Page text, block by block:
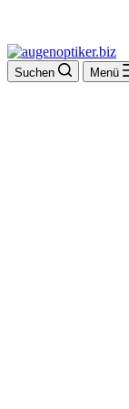
Suchen Menü